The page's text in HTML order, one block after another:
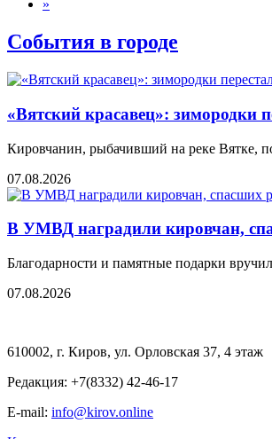
»
События в городе
«Вятский красавец»: зимородки
Кировчанин, рыбачивший на реке Вятке,
07.08.2026
В УМВД наградили кировчан,
Благодарности и памятные подарки
07.08.2026
610002, г. Киров, ул. Орловская 37, 4 этаж
Редакция: +7(8332) 42-46-17
E-mail: info@kirov.online